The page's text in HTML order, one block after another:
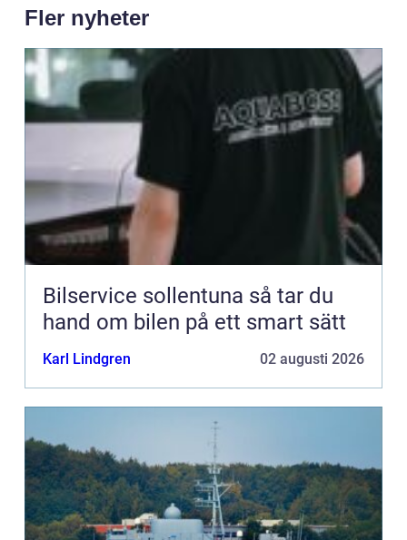
Fler nyheter
Bilservice sollentuna så tar du
hand om bilen på ett smart sätt
Karl Lindgren 02 augusti 2026